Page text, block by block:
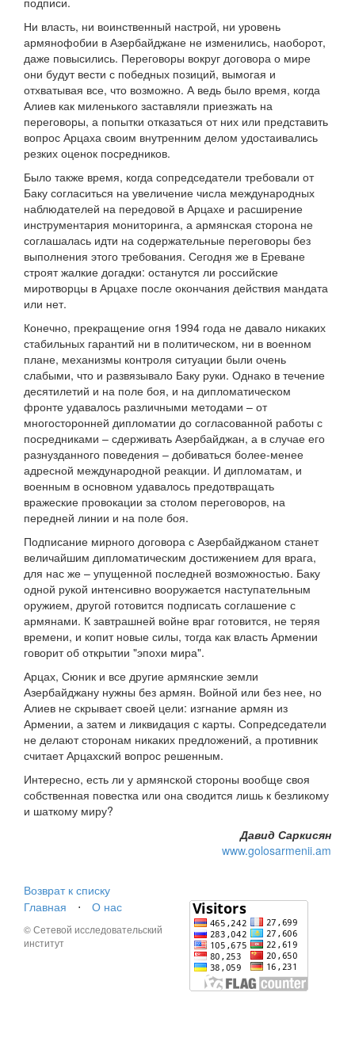
Ни власть, ни воинственный настрой, ни уровень
армянофобии в Азербайджане не изменились, наоборот,
даже повысились. Переговоры вокруг договора о мире
они будут вести с победных позиций, вымогая и
отхватывая все, что возможно. А ведь было время, когда
Алиев как миленького заставляли приезжать на
переговоры, а попытки отказаться от них или представить
вопрос Арцаха своим внутренним делом удостаивались
резких оценок посредников.
Было также время, когда сопредседатели требовали от
Баку согласиться на увеличение числа международных
наблюдателей на передовой в Арцахе и расширение
инструментария мониторинга, а армянская сторона не
соглашалась идти на содержательные переговоры без
выполнения этого требования. Сегодня же в Ереване
строят жалкие догадки: останутся ли российские
миротворцы в Арцахе после окончания действия мандата
или нет.
Конечно, прекращение огня 1994 года не давало никаких
стабильных гарантий ни в политическом, ни в военном
плане, механизмы контроля ситуации были очень
слабыми, что и развязывало Баку руки. Однако в течение
десятилетий и на поле боя, и на дипломатическом
фронте удавалось различными методами – от
многосторонней дипломатии до согласованной работы с
посредниками – сдерживать Азербайджан, а в случае его
разнузданного поведения – добиваться более-менее
адресной международной реакции. И дипломатам, и
военным в основном удавалось предотвращать
вражеские провокации за столом переговоров, на
передней линии и на поле боя.
Подписание мирного договора с Азербайджаном станет
величайшим дипломатическим достижением для врага,
для нас же – упущенной последней возможностью. Баку
одной рукой интенсивно вооружается наступательным
оружием, другой готовится подписать соглашение с
армянами. К завтрашней войне враг готовится, не теряя
времени, и копит новые силы, тогда как власть Армении
говорит об открытии "эпохи мира".
Арцах, Сюник и все другие армянские земли
Азербайджану нужны без армян. Войной или без нее, но
Алиев не скрывает своей цели: изгнание армян из
Армении, а затем и ликвидация с карты. Сопредседатели
не делают сторонам никаких предложений, а противник
считает Арцахский вопрос решенным.
Интересно, есть ли у армянской стороны вообще своя
собственная повестка или она сводится лишь к безликому
и шаткому миру?
Давид Саркисян
www.golosarmenii.am
Возврат к списку
Главная
⋅ О нас
© Сетевой исследовательский
институт